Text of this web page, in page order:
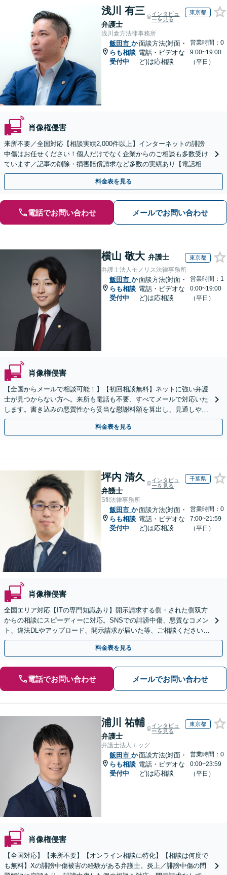
浅川 有三
弁護士
インタビュ
ーを見る
東京都
浅川倉方法律事務所
飯田市 か
らも相談
受付中
面談方法(対面・
電話・ビデオな
ど)は応相談
営業時間：0
9:00~19:00
（平日）
肖像権侵害
来所不要／全国対応【相談実績2,000件以上】インターネットの誹謗
中傷はお任せください！個人だけでなく企業からのご相談も多数受け
ています／記事の削除・損害賠償請求など多数の実績あり【電話相談
可】【初回相談無料】【夜間休日面談可】
料金表を見る
電話でお問い合わせ メールでお問い合わせ
横山 敬大 弁護士 東京都
弁護士法人モノリス法律事務所
飯田市 か
らも相談
受付中
面談方法(対面・
電話・ビデオな
ど)は応相談
営業時間：1
0:00~19:00
（平日）
肖像権侵害
【全国からメールで相談可能！】【初回相談無料】ネットに強い弁護
士が見つからない方へ。来所も電話も不要、すべてメールで対応いた
します。書き込みの悪質性から妥当な慰謝料額を算出し、見通しや費
用面のリスクも包み隠さずお伝えしサポートします。
料金表を見る
坪内 清久
弁護士
インタビュ
ーを見る
千葉県
Sfil法律事務所
飯田市 か
らも相談
受付中
面談方法(対面・
電話・ビデオな
ど)は応相談
営業時間：0
7:00~21:59
（平日）
肖像権侵害
全国エリア対応【ITの専門知識あり】開示請求する側・された側双方
からの相談にスピーディーに対応。SNSでの誹謗中傷、悪質なコメン
ト、違法DLやアップロード、開示請求が届いた等、ご相談ください
【WEB面談OK&解決実績豊富】【千葉中央駅4分】
料金表を見る
電話でお問い合わせ メールでお問い合わせ
浦川 祐輔
弁護士
インタビュ
ーを見る
東京都
弁護士法人エッグ
飯田市 か
らも相談
受付中
面談方法(対面・
電話・ビデオな
ど)は応相談
営業時間：0
0:00~23:59
（平日）
肖像権侵害
【全国対応】【来所不要】【オンライン相談に特化】【相談は何度で
も無料】Xの誹謗中傷被害の経験がある弁護士。炎上／誹謗中傷の問